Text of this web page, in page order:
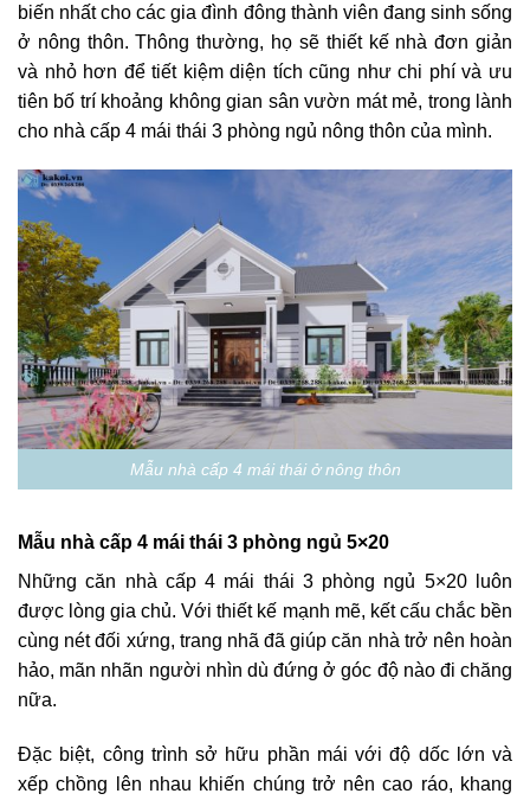
biến nhất cho các gia đình đông thành viên đang sinh sống
ở nông thôn. Thông thường, họ sẽ thiết kế nhà đơn giản
và nhỏ hơn để tiết kiệm diện tích cũng như chi phí và ưu
tiên bố trí khoảng không gian sân vườn mát mẻ, trong lành
cho nhà cấp 4 mái thái 3 phòng ngủ nông thôn của mình.
Mẫu nhà cấp 4 mái thái ở nông thôn
Mẫu nhà cấp 4 mái thái 3 phòng ngủ 5×20
Những căn nhà cấp 4 mái thái 3 phòng ngủ 5×20 luôn
được lòng gia chủ. Với thiết kế mạnh mẽ, kết cấu chắc bền
cùng nét đối xứng, trang nhã đã giúp căn nhà trở nên hoàn
hảo, mãn nhãn người nhìn dù đứng ở góc độ nào đi chăng
nữa.
Đặc biệt, công trình sở hữu phần mái với độ dốc lớn và
xếp chồng lên nhau khiến chúng trở nên cao ráo, khang